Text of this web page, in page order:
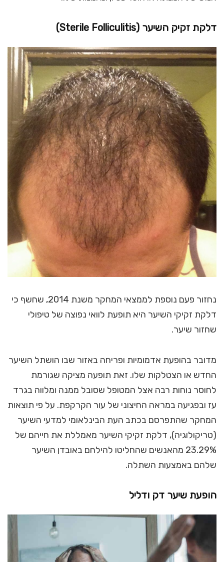
דלקת זקיק השיער (Sterile Folliculitis
)
נחזור פעם נוספת לממצאי המחקר משנת 2014, שחשף כי
דלקת זקיקי השיער היא תופעת לוואי נפוצה של טיפולי
שחזור שיער.
מדובר בהופעת אדמומיות ופריחה באזור שבו הושתל השיער
החדש או הצטלקות שלו. זאת תופעה מציקה שגורמת
לחוסר נוחות רבה אצל המטופל שסובל ממנה ומלווה בגרד
עז ובפגיעה במראה החיצוני של עור הקרקפת. על פי תוצאות
המחקר שהתפרסם בכתב העת הבינלאומי למדעי השיער
(טריקולוגיה), דלקת זקיקי השיער מאמללת את חייהם של
23.29% מהאנשים שהחליטו להילחם באובדן השיער
שלהם באמצעות השתלה.
הופעת שיער דק ודליל